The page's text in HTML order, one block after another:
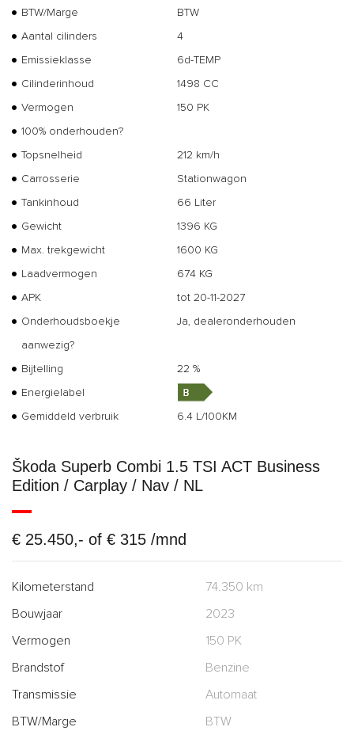
BTW/Marge
BTW
Aantal cilinders
4
Emissieklasse
6d-TEMP
Cilinderinhoud
1498 CC
Vermogen
150 PK
100% onderhouden?
Topsnelheid
212 km/h
Carrosserie
Stationwagon
Tankinhoud
66 Liter
Gewicht
1396 KG
Max. trekgewicht
1600 KG
Laadvermogen
674 KG
APK
tot 20-11-2027
Onderhoudsboekje
aanwezig?
Ja, dealeronderhouden
Bijtelling
22 %
Energielabel
Gemiddeld verbruik
6.4 L/100KM
Škoda Superb Combi 1.5 TSI ACT Business
Edition / Carplay / Nav / NL
€ 25.450,- of € 315 /mnd
Kilometerstand
74.350 km
Bouwjaar
2023
Vermogen
150 PK
Brandstof
Benzine
Transmissie
Automaat
BTW/Marge
BTW